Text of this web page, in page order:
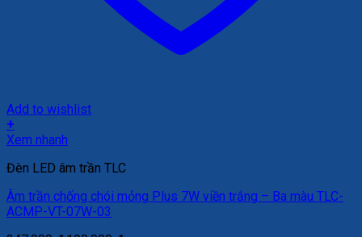
Add to wishlist
+
Xem nhanh
Đèn LED âm trần TLC
Âm trần chống chói mỏng Plus 7W viền trắng – Ba màu TLC-
ACMP-VT-07W-03